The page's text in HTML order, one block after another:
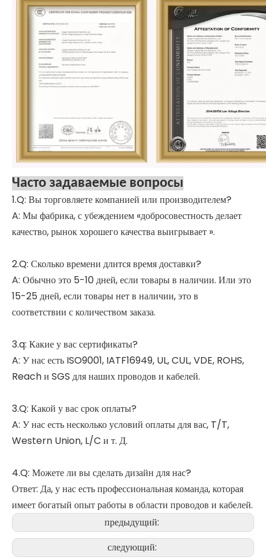
Часто задаваемые вопросы
1.Q: Вы торговляете компанией или производителем?
A: Мы фабрика, с убеждением «добросовестность делает
качество, рынок хорошего качества выигрывает ».
2.Q: Сколько времени длится время доставки?
A: Обычно это 5-10 дней, если товары в наличии. Или это
15-25 дней, если товары нет в наличии, это в
соответствии с количеством заказа.
3.q: Какие у вас сертификаты?
A: У нас есть ISO9001, IATF16949, UL, CUL, VDE, ROHS,
Reach и SGS для наших проводов и кабелей.
3.Q: Какой у вас срок оплаты?
A: У нас есть несколько условий оплаты для вас, T/T,
Western Union, L/C и т. Д.
4.Q: Можете ли вы сделать дизайн для нас?
Ответ: Да, у нас есть профессиональная команда, которая
имеет богатый опыт работы в области проводов и кабелей.
предыдущий:
следующий: